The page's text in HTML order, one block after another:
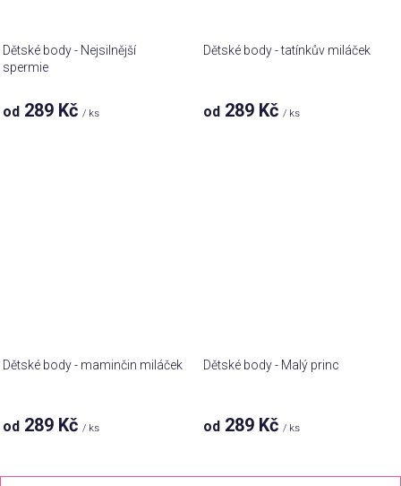
Dětské body - Nejsilnější
spermie
od 289 Kč/ ks
Dětské body - tatínkův miláček
od 289 Kč/ ks
Dětské body - maminčin miláček
od 289 Kč / ks
Dětské body - Malý princ
od 289 Kč / ks